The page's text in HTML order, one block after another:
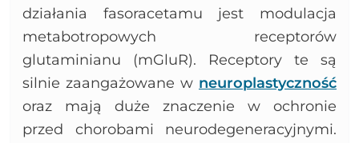
działania fasoracetamu jest modulacja
metabotropowych receptorów
glutaminianu (mGluR). Receptory te są
silnie zaangażowane w neuroplastyczność
oraz mają duże znaczenie w ochronie
przed chorobami neurodegeneracyjnymi.